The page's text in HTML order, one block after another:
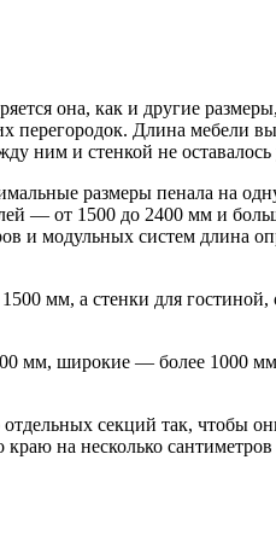
она, как и другие
Длина мебели
ним и стенкой не
размеры пенала на
— от 1500 до 2400 мм и
модульных систем длина
мм, а стенки для
мм, широкие — более 1000
секций так, чтобы
на несколько